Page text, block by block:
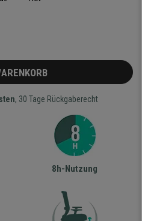
, 30 Tage Rückgaberecht
8h-Nutzung